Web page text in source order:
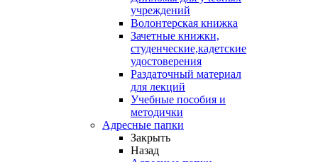
учреждений
Волонтерская книжка
Зачетные книжки,
студенческие,кадетские
удостоверения
Раздаточный материал
для лекций
Учебные пособия и
методички
Адресные папки
Закрыть
Назад